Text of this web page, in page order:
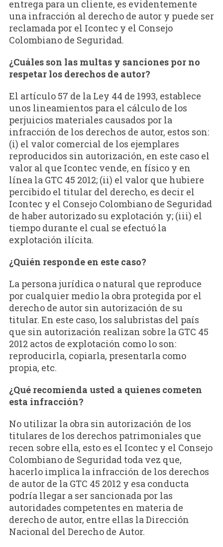
entrega para un cliente, es evidentemente
una infracción al derecho de autor y puede ser
reclamada por el Icontec y el Consejo
Colombiano de Seguridad.
¿Cuáles son las multas y sanciones por no
respetar los derechos de autor?
El artículo 57 de la Ley 44 de 1993, establece
unos lineamientos para el cálculo de los
perjuicios materiales causados por la
infracción de los derechos de autor, estos son:
(i) el valor comercial de los ejemplares
reproducidos sin autorización, en este caso el
valor al que Icontec vende, en físico y en
línea la GTC 45 2012; (ii) el valor que hubiere
percibido el titular del derecho, es decir el
Icontec y el Consejo Colombiano de Seguridad
de haber autorizado su explotación y; (iii) el
tiempo durante el cual se efectuó la
explotación ilícita.
¿Quién responde en este caso?
La persona jurídica o natural que reproduce
por cualquier medio la obra protegida por el
derecho de autor sin autorización de su
titular. En este caso, los salubristas del país
que sin autorización realizan sobre la GTC 45
2012 actos de explotación como lo son:
reproducirla, copiarla, presentarla como
propia, etc.
¿Qué recomienda usted a quienes cometen
esta infracción?
No utilizar la obra sin autorización de los
titulares de los derechos patrimoniales que
recen sobre ella, esto es el Icontec y el Consejo
Colombiano de Seguridad toda vez que,
hacerlo implica la infracción de los derechos
de autor de la GTC 45 2012 y esa conducta
podría llegar a ser sancionada por las
autoridades competentes en materia de
derecho de autor, entre ellas la Dirección
Nacional del Derecho de Autor.